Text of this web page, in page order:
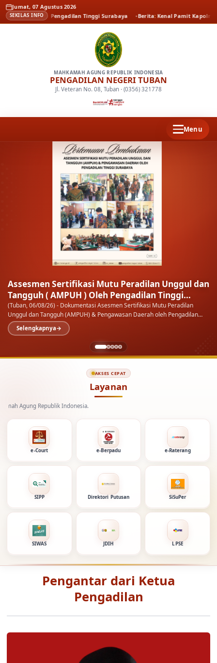
Jumat, 07 Agustus 2026
SEKILAS INFO
Pengadilan Tinggi Surabaya Berita Kenal Pamit Kapolresta Tuban
MAHKAMAH AGUNG REPUBLIK INDONESIA
PENGADILAN NEGERI TUBAN
Jl. Veteran No. 08, Tuban · (0356) 321778
Menu
Kenal Pamit Kapolresta Tuban
Setiap masa ada orangnya, setiap orang ada masanya
Ketua
Pengadilan Negeri Tuban menghadiri malam Kenal Pamit Kapolresta
Tuban di Pendopo Kab.…
Selengkapnya
Layanan
e-Court e-Berpadu e-Raterang
SIPP Direktori Putusan SiSuPer
SIWAS JDIH LPSE
Pengantar dari Ketua
Pengadilan